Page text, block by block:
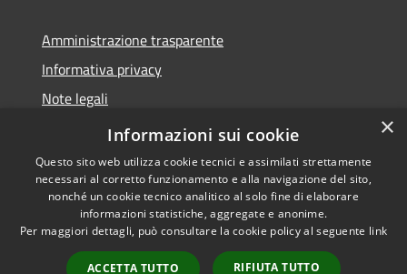
Amministrazione trasparente
Informativa privacy
Note legali
Dichiarazione di accessibilità
Accessibilità
Copyright © 2026 • Comune di
San Pietro di Cadore • Powered
byMunicipium Accesso
×
Informazioni sui cookie
Questo sito web utilizza cookie tecnici e assimilati strettamente
necessari al corretto funzionamento e alla navigazione del sito,
nonché un cookie tecnico analitico al solo fine di elaborare
informazioni statistiche, aggregate e anonime.
Per maggiori dettagli, può consultare la cookie policy al seguente link
ACCETTA TUTTO RIFIUTA TUTTO